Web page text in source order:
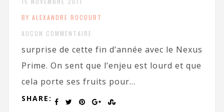
BY ALEXANDRE ROCOURT
AUCUN COMMENTAIRE
surprise de cette fin d’année avec le Nexus
Prime. On sent que l’enjeu est lourd et que
cela porte ses fruits pour...
SHARE: